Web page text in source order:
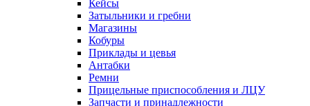
Кейсы
Затыльники и гребни
Магазины
Кобуры
Приклады и цевья
Антабки
Ремни
Прицельные приспособления и ЛЦУ
Запчасти и принадлежности